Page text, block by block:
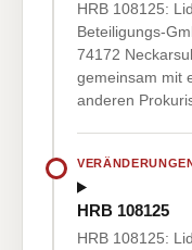
HRB 108125:
Beteiligungs-
74172
gemeinsam mit
anderen
HRB 108125
HRB 108125: